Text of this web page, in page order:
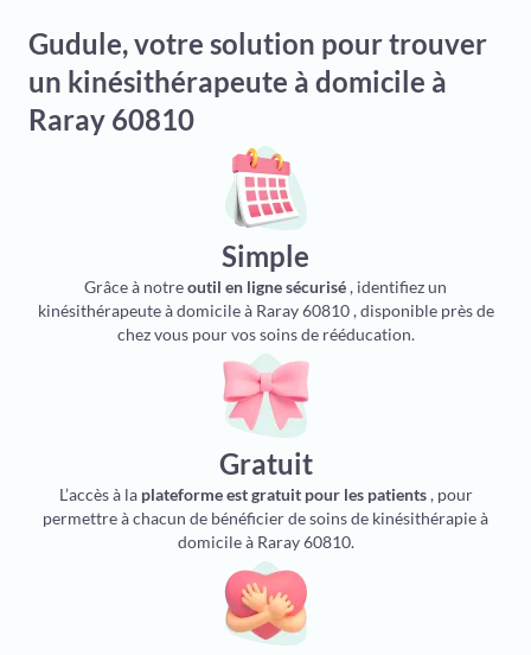
Gudule, votre solution pour trouver
un kinésithérapeute à domicile à
Raray 60810
Simple
Grâce à notreoutil en ligne sécurisé, identifiez un
kinésithérapeute à domicile à Raray 60810 , disponible près de
chez vous pour vos soins de rééducation.
Gratuit
L’accès à la plateforme est gratuit pour les patients, pour
permettre à chacun de bénéficier de soins de kinésithérapie à
domicile à Raray 60810.